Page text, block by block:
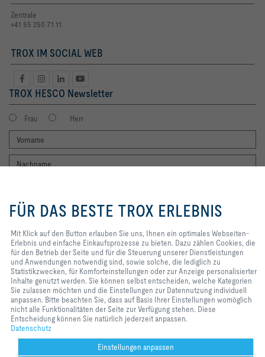
Zentrale
+41 55 250 71 11
TROX IM SOCIAL WEB
TROX HESCO Newsletter
Frau Herr
Ich möchte den Newsletter der TROX SE erhalten. Die Hinweise zum
Datenschutz habe ich gelesen. Selbstverständlich können Sie sich
jederzeit problemlos vom Newsletter wieder abmelden. Am Ende eines
jeden Newsletters finden Sie einen entsprechenden Abmeldelink.
Jetzt abonnieren
Home Kontakt Impressum AGB AEB Datenschutz Disclaimer
2026 © TROX HESCO Schweiz AG
Sie uns, Ihnen ein optimales
Webseiten-Erlebnis und einfache
zählen Cookies, die für den Betrieb
der Seite und für die Steuerung
unserer Dienstleistungen und
Anwendungen notwendig sind,
sowie solche, die lediglich zu
Statistikzwecken, für
Komforteinstellungen oder zur
Anzeige personalisierter Inhalte
genutzt werden. Sie können selbst
entscheiden, welche Kategorien
Einstellungen zur Datennutzung
individuell anpassen. Bitte
FÜR DAS BESTE TROX ERLEBNIS
Mit Klick auf den Button erlauben Sie uns, Ihnen ein optimales Webseiten-
Erlebnis und einfache Einkaufsprozesse zu bieten. Dazu zählen Cookies, die
für den Betrieb der Seite und für die Steuerung unserer Dienstleistungen
und Anwendungen notwendig sind, sowie solche, die lediglich zu
Statistikzwecken, für Komforteinstellungen oder zur Anzeige personalisierter
Inhalte genutzt werden. Sie können selbst entscheiden, welche Kategorien
Sie zulassen möchten und die Einstellungen zur Datennutzung individuell
anpassen. Bitte beachten Sie, dass auf Basis Ihrer Einstellungen womöglich
nicht alle Funktionalitäten der Seite zur Verfügung stehen. Diese
Entscheidung können Sie natürlich jederzeit anpassen.
Datenschutz
Einstellungen anpassen